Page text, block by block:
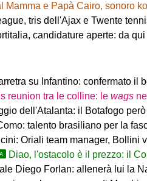
e Papà Cairo, sonoro ko della
tris dell'Ajax e Twente tennistico
candidature aperte: da qui sono
su Infantino: confermato il
reunion tra le colline: lewags
dell'Atalanta: il Botafogo
talento brasiliano per la
team manager, Bollini vice. Con lui Bonucci,
Diao, l'ostacolo è il prezzo: il Como
Diego Forlan: allenerà lui la